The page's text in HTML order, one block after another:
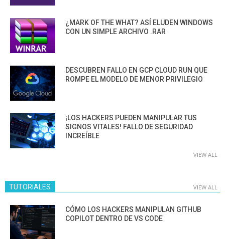
¿MARK OF THE WHAT? ASÍ ELUDEN WINDOWS
CON UN SIMPLE ARCHIVO .RAR
DESCUBREN FALLO EN GCP CLOUD RUN QUE
ROMPE EL MODELO DE MENOR PRIVILEGIO
¡LOS HACKERS PUEDEN MANIPULAR TUS
SIGNOS VITALES! FALLO DE SEGURIDAD
INCREÍBLE
VIEW ALL
TUTORIALES VIEW ALL
CÓMO LOS HACKERS MANIPULAN GITHUB
COPILOT DENTRO DE VS CODE